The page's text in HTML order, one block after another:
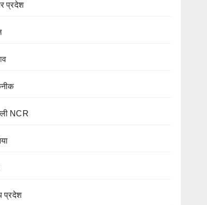
प्रदेश
NCR
प्रदेश